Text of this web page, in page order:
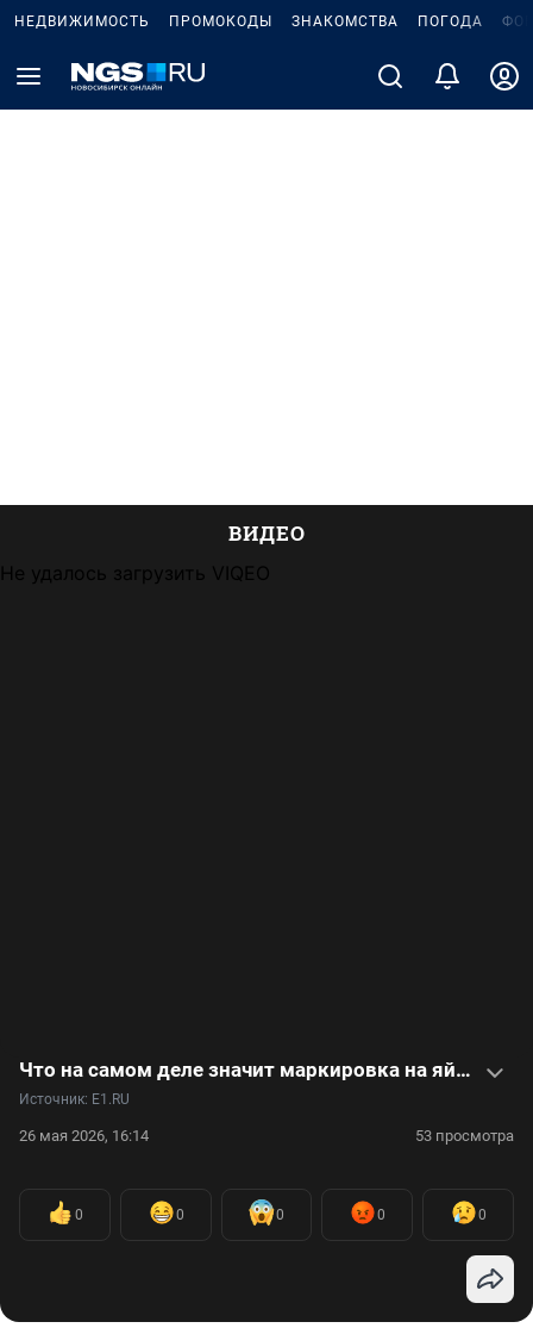
НЕДВИЖИМОСТЬ ПРОМОКОДЫ ЗНАКОМСТВА ПОГОДА
ВИДЕО
Не удалось загрузить VIQEO
Что на самом деле значит маркировка на яйцах. Видео
Источник: E1.RU
26 мая 2026, 16:14 53 просмотра
0 0 0 0 0